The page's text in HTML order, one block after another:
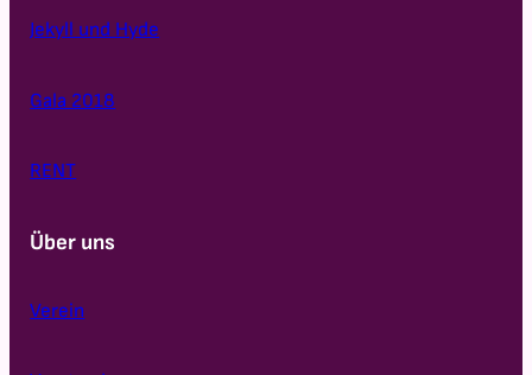
Jekyll und Hyde
Gala 2018
RENT
Über uns
Verein